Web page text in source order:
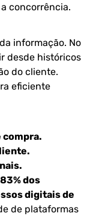
concorrência.
informação. No
desde históricos
do cliente.
eficiente
compra.
83% dos
digitais de
de plataformas